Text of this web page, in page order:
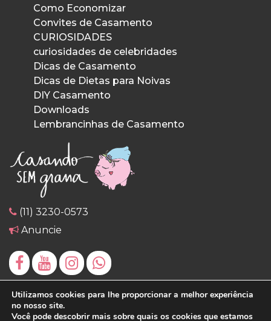
Como Economizar
Convites de Casamento
CURIOSIDADES
curiosidades de celebridades
Dicas de Casamento
Dicas de Dietas para Noivas
DIY Casamento
Downloads
Lembrancinhas de Casamento
(11) 3230-0573
Anuncie
Utilizamos cookies para lhe proporcionar a melhor experiência
no nosso site.
Você pode descobrir mais sobre quais os cookies que estamos